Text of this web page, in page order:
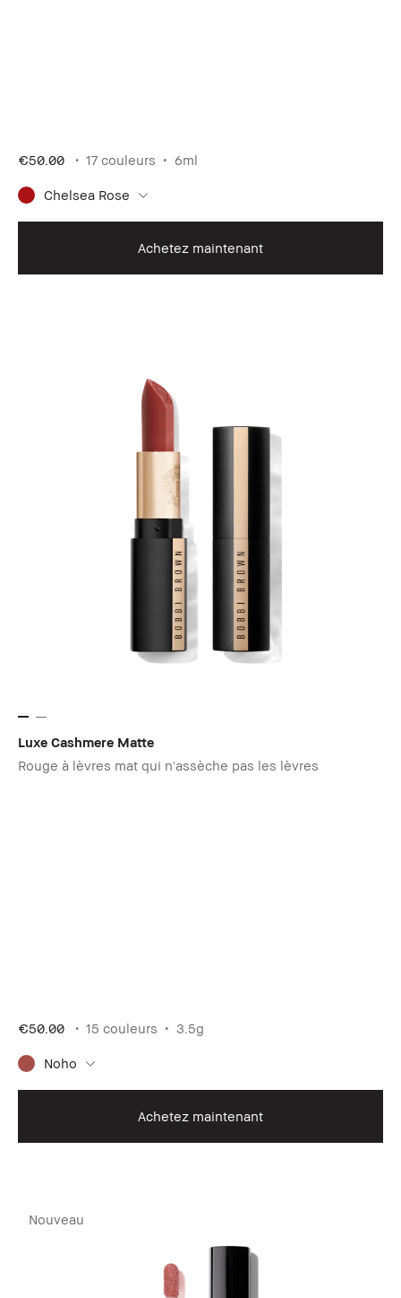
€50.00 17 couleurs 6ml
Chelsea Rose
Achetez maintenant
Luxe Cashmere Matte
Rouge à lèvres mat qui n'assèche pas les lèvres
€50.00 15 couleurs 3.5g
Noho
Achetez maintenant
Nouveau